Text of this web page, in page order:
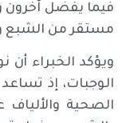
فيما يفضل
مستقر من الشبع
ويؤكد الخبراء
الوجبات، إذ
الصحية